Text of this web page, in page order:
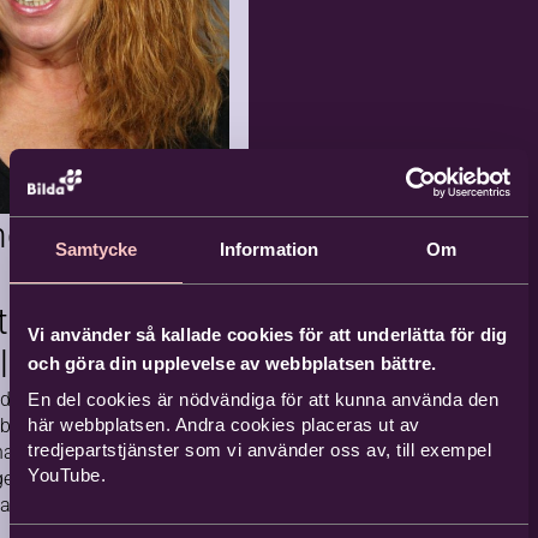
Samtycke Information Om
Vi använder så kallade cookies för att underlätta för dig
och göra din upplevelse av webbplatsen bättre.
En del cookies är nödvändiga för att kunna använda den
här webbplatsen. Andra cookies placeras ut av
tredjepartstjänster som vi använder oss av, till exempel
YouTube.
till dagar
unika röst står i
Genom enkla
övningar
vi oss fram till
i våra röster och
luftﬂöde, klang
Lövnäskyrkan, Ham
2026-08 Komma
nde
3 tillfällen
i
på Karl-dagen
om
Ollward
medalj, femte
för framgångsrikt